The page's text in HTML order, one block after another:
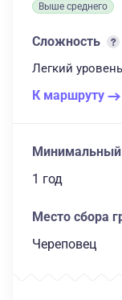
Выше среднего
Сложность
Легкий уровень
К маршруту
Минимальный
1 год
Место сбора
Череповец